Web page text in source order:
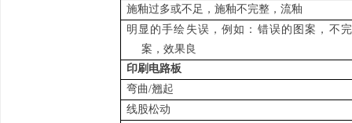
施釉过多或不足，施釉不完整，流釉
明显的手绘失误，例如：错误的图案，不
案，效果良
印刷电路板
弯曲/翘起
线股松动